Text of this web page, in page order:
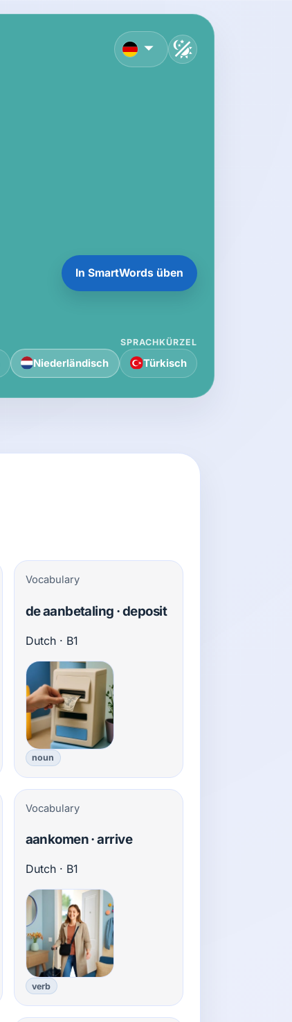
Deutsch
In SmartWords üben
SPRACHKÜRZEL
Niederländisch Türkisch
Vocabulary
de aanbetaling · deposit
Dutch · B1
noun
Vocabulary
aankomen · arrive
Dutch · B1
verb